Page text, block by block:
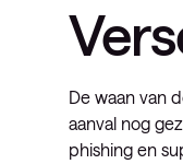
De waan van
aanval nog
phishing en